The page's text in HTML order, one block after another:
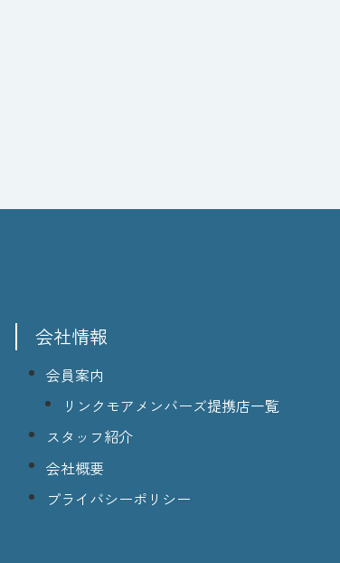
会社情報
会員案内
リンクモアメンバーズ提携店一覧
スタッフ紹介
会社概要
プライバシーポリシー